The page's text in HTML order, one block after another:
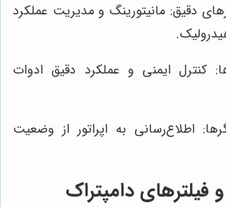
دقیق: مانیتورینگ و مدیریت عملکرد
کنترل ایمنی و عملکرد دقیق ادوات
اطلاع‌رسانی به اپراتور از وضعیت
دامپتراک